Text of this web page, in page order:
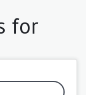
for